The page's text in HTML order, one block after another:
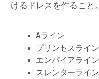
けるドレスを作ること。
Aライン
プリンセスライン
エンパイアライン
スレンダーライン